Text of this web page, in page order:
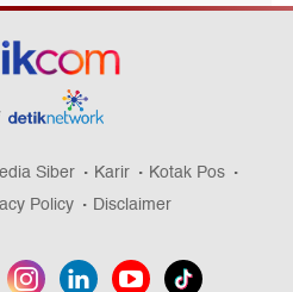
Siber Karir
Kotak Pos
Policy Disclaimer